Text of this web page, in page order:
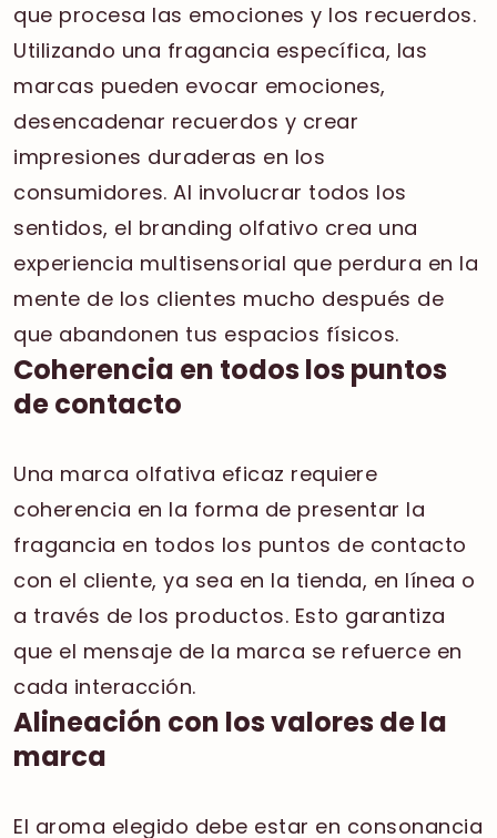
que procesa las emociones y los recuerdos.
Utilizando una fragancia específica, las
marcas pueden evocar emociones,
desencadenar recuerdos y crear
impresiones duraderas en los
consumidores. Al involucrar todos los
sentidos, el branding olfativo crea una
experiencia multisensorial que perdura en la
mente de los clientes mucho después de
que abandonen tus espacios físicos.
Coherencia en todos los puntos
de contacto
Una marca olfativa eficaz requiere
coherencia en la forma de presentar la
fragancia en todos los puntos de contacto
con el cliente, ya sea en la tienda, en línea o
a través de los productos. Esto garantiza
que el mensaje de la marca se refuerce en
cada interacción.
Alineación con los valores de la
marca
El aroma elegido debe estar en consonancia